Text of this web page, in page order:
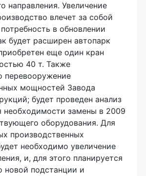
направления. Увеличение
влечет за собой
в обновлении
будет расширен автопарк
еще один кран
40 т. Также
перевооружение
мощностей Завода
будет проведен анализ
необходимости замены в 2009
оборудования. Для
производственных
необходимо увеличение
и, для этого планируется
новой подстанции и